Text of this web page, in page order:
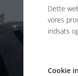
Dette
vores
indsats
Cookie